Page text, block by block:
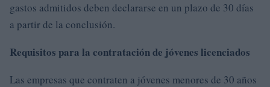
gastos admitidos deben declararse en un plazo de 30 días
a partir de la conclusión.
Requisitos para la contratación de jóvenes licenciados
Las empresas que contraten a jóvenes menores de 30 años